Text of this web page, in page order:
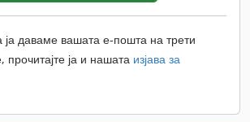
даваме вашата е-пошта на трети
ја и нашата изјава за